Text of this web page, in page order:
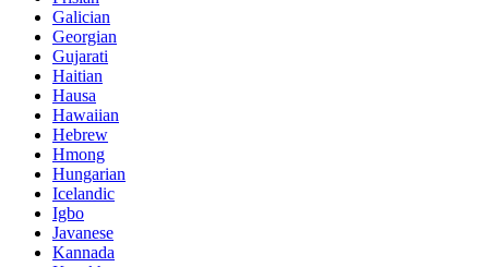
Galician
Georgian
Gujarati
Haitian
Hausa
Hawaiian
Hebrew
Hmong
Hungarian
Icelandic
Igbo
Javanese
Kannada